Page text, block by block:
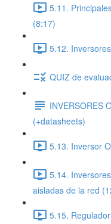
5.11.
(8:17)
5.12.
QUIZ de
INVERSORES
(+datasheets)
5.13. Inversor
5.14.
aisladas de la red
5.15.